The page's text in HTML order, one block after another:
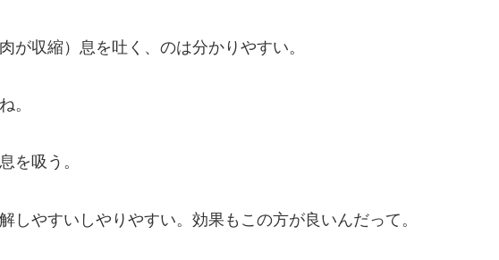
が収縮）息を吐く、のは分かりやすい。
。
を吸う。
しやすいしやりやすい。効果もこの方が良いんだって。